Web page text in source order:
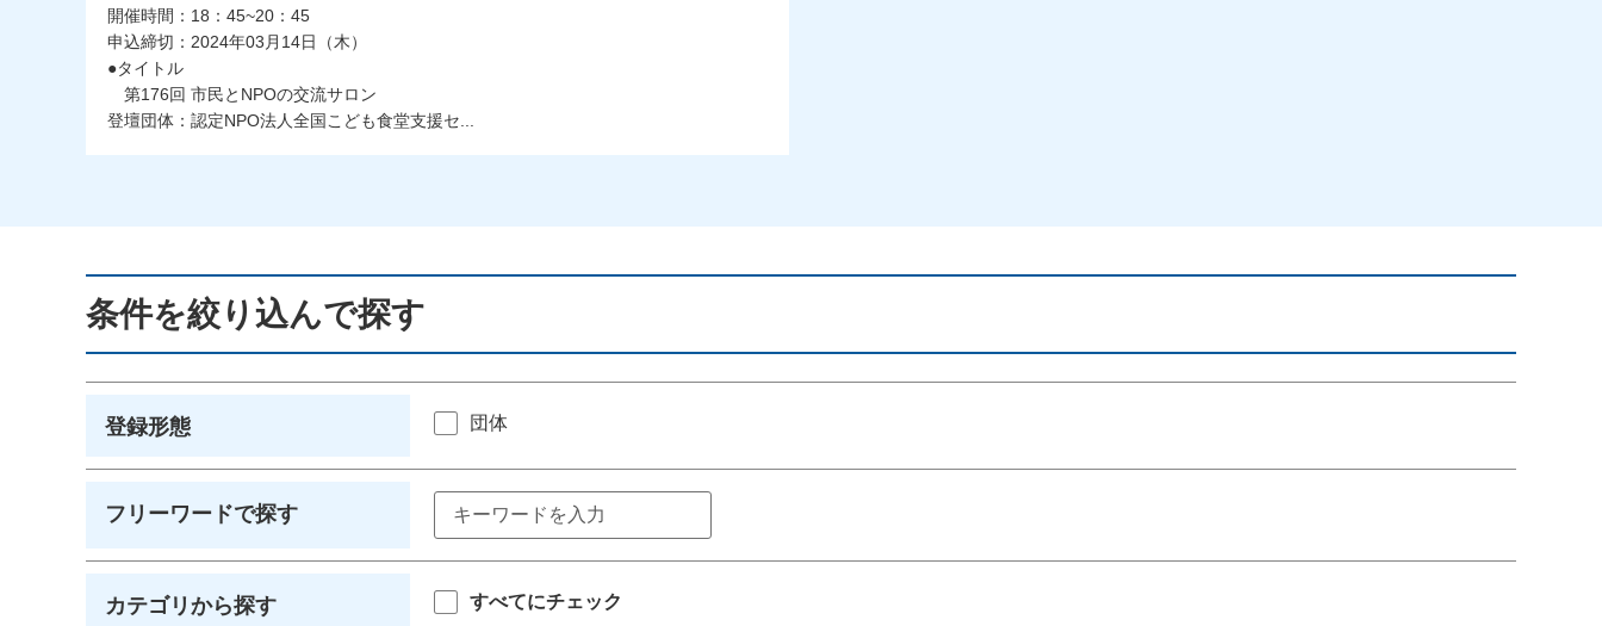
開催時間：18：45~20：45
申込締切：2024年03月14日（木）
●タイトル
第176回 市民とNPOの交流サロン
登壇団体：認定NPO法人全国こども食堂支援セ...
条件を絞り込んで探す
登録形態 団体
フリーワードで探す
カテゴリから探す
すべてにチェック